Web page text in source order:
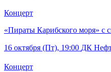
Концерт
«Пираты Карибского моря» с
16 октября (Пт), 19:00 ДК
Концерт